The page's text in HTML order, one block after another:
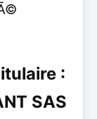
:
SAS